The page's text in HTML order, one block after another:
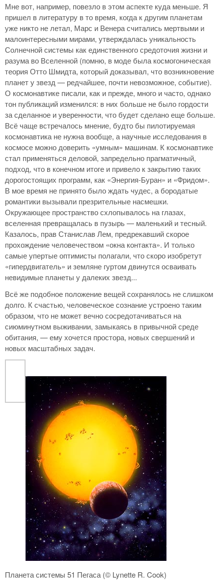
Мне вот, например, повезло в этом аспекте куда меньше. Я
пришел в литературу в то время, когда к другим планетам
уже никто не летал, Марс и Венера считались мертвыми и
малоинтересными мирами, утверждалась уникальность
Солнечной системы как единственного средоточия жизни и
разума во Вселенной (помню, в моде была космогоническая
теория Отто Шмидта, который доказывал, что возникновение
планет у звезд — редчайшее, почти невозможное, событие).
О космонавтике писали, как и прежде, много и часто, однако
тон публикаций изменился: в них больше не было гордости
за сделанное и уверенности, что будет сделано еще больше.
Всё чаще встречалось мнение, будто бы пилотируемая
космонавтика не нужна вообще, а научные исследования в
космосе можно доверить «умным» машинам. К космонавтике
стал применяться деловой, запредельно прагматичный,
подход, что в конечном итоге и привело к закрытию таких
дорогостоящих программ, как «Энергия-Буран» и «Фридом».
В мое время не принято было ждать чудес, а бородатые
романтики вызывали презрительные насмешки.
Окружающее пространство схлопывалось на глазах,
вселенная превращалась в пузырь — маленький и тесный.
Казалось, прав Станислав Лем, предрекавший скорое
прохождение человечеством «окна контакта». И только
самые упертые оптимисты полагали, что скоро изобретут
«гипердвигатель» и земляне гуртом двинутся осваивать
невидимые планеты у далеких звезд...
Всё же подобное положение вещей сохранялось не слишком
долго. К счастью, человеческое сознание устроено таким
образом, что не может вечно сосредотачиваться на
сиюминутном выживании, замыкаясь в привычной среде
обитания, — ему хочется простора, новых свершений и
новых масштабных задач.
Планета системы 51 Пегаса (© Lynette R. Cook)